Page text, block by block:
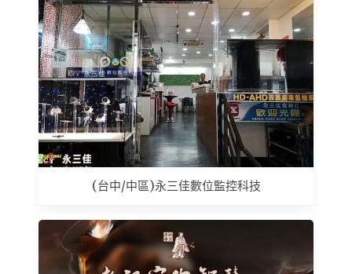
(台中/中區)永三佳數位監控科技